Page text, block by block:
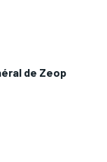
de Zeop